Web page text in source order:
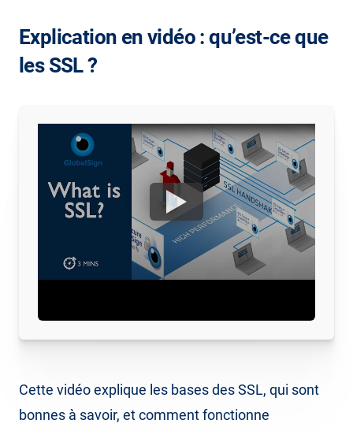
Explication en vidéo : qu’est-ce que
les SSL ?
Cette vidéo explique les bases des SSL, qui sont
bonnes à savoir, et comment fonctionne